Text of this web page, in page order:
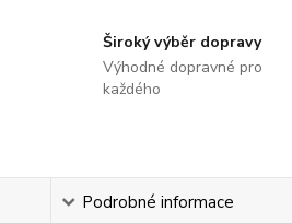
Široký výběr dopravy
Výhodné dopravné pro
každého
Podrobné informace